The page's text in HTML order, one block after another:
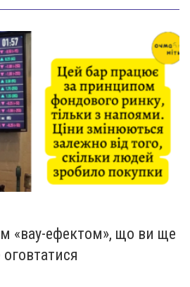
«вау-ефектом», що ви ще